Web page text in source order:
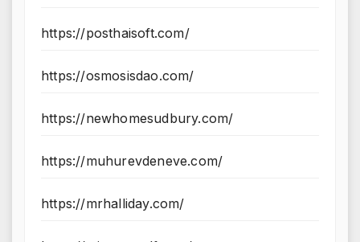
https://posthaisoft.com/
https://osmosisdao.com/
https://newhomesudbury.com/
https://muhurevdeneve.com/
https://mrhalliday.com/